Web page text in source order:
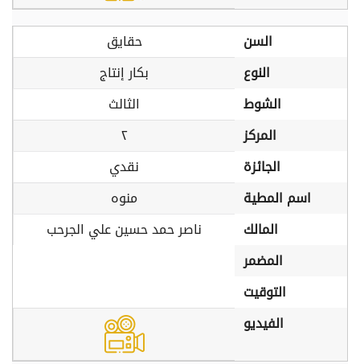
السن
حقايق
النوع
بكار إنتاج
الشوط
الثالث
المركز
٢
الجائزة
نقدي
اسم المطية
منوه
المالك
ناصر حمد حسين علي الجرحب
المضمر
التوقيت
الفيديو